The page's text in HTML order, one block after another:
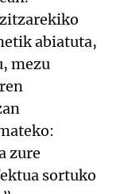
abiatuta,
mezu
zure
sortuko